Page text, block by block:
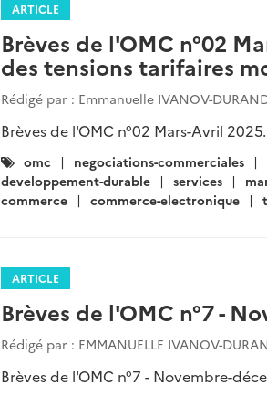
ARTICLE
Brèves de l'OMC n°02
des tensions tarifaires
Rédigé par : Emmanuelle IVANOV-
Brèves de l'OMC n°02 Mars-Avril
Catégories
:
omc negociations-commerciales
developpement-durable
services
commerce
commerce-electronique
ARTICLE
Brèves de l'OMC n°7 -
Rédigé par : EMMANUELLE IVANOV-
Brèves de l'OMC n°7 - Novembre-